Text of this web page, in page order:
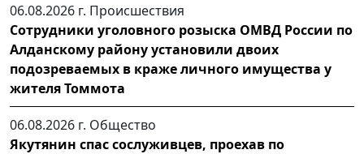
06.08.2026 г. Происшествия
Сотрудники уголовного розыска ОМВД России по
Алданскому району установили двоих
подозреваемых в краже личного имущества у
жителя Томмота
06.08.2026 г. Общество
Якутянин спас сослуживцев, проехав по